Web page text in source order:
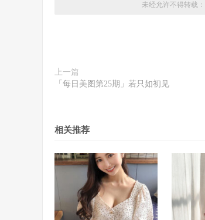
未经允许不得转载：
上一篇
「每日美图第25期」若只如初见
相关推荐